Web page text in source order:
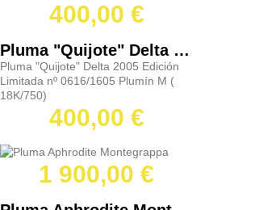
400,00 €
Pluma "Quijote" Delta 2005
Pluma "Quijote" Delta 2005 Edición
Limitada nº 0616/1605 Plumín M (
18K/750)
400,00 €
1 900,00 €